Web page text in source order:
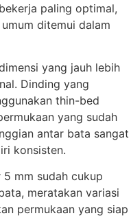
paling optimal,
ditemui dalam
yang jauh lebih
Dinding yang
thin-bed
yang sudah
antar bata sangat
konsisten.
mm sudah cukup
meratakan variasi
permukaan yang siap